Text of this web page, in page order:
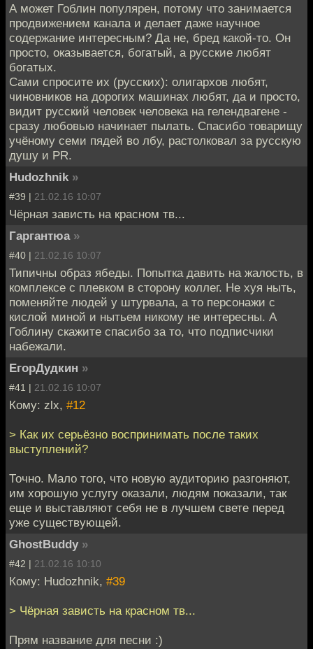
А может Гоблин популярен, потому что занимается
продвижением канала и делает даже научное
содержание интересным? Да не, бред какой-то. Он
просто, оказывается, богатый, а русские любят
богатых.
Сами спросите их (русских): олигархов любят,
чиновников на дорогих машинах любят, да и просто,
видит русский человек человека на гелендвагене -
сразу любовью начинает пылать. Спасибо товарищу
учёному семи пядей во лбу, растолковал за русскую
душу и PR.
Hudozhnik »
#39 | 21.02.16 10:07
Чёрная зависть на красном тв...
Гаргантюа »
#40 | 21.02.16 10:07
Типичны образ ябеды. Попытка давить на жалость, в
комплексе с плевком в сторону коллег. Не хуя ныть,
поменяйте людей у штурвала, а то персонажи с
кислой миной и нытьем никому не интересны. А
Гоблину скажите спасибо за то, что подписчики
набежали.
ЕгорДудкин »
#41 | 21.02.16 10:07
Кому: zlx, #12
> Как их серьёзно воспринимать после таких
выступлений?
Точно. Мало того, что новую аудиторию разгоняют,
им хорошую услугу оказали, людям показали, так
еще и выставляют себя не в лучшем свете перед
уже существующей.
GhostBuddy »
#42 | 21.02.16 10:10
Кому: Hudozhnik, #39
> Чёрная зависть на красном тв...
Прям название для песни :)